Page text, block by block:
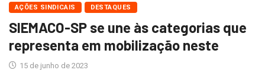
AÇÕES SINDICAIS DESTAQUES
SIEMACO-SP se une às categorias que
representa em mobilização neste
15 de junho de 2023